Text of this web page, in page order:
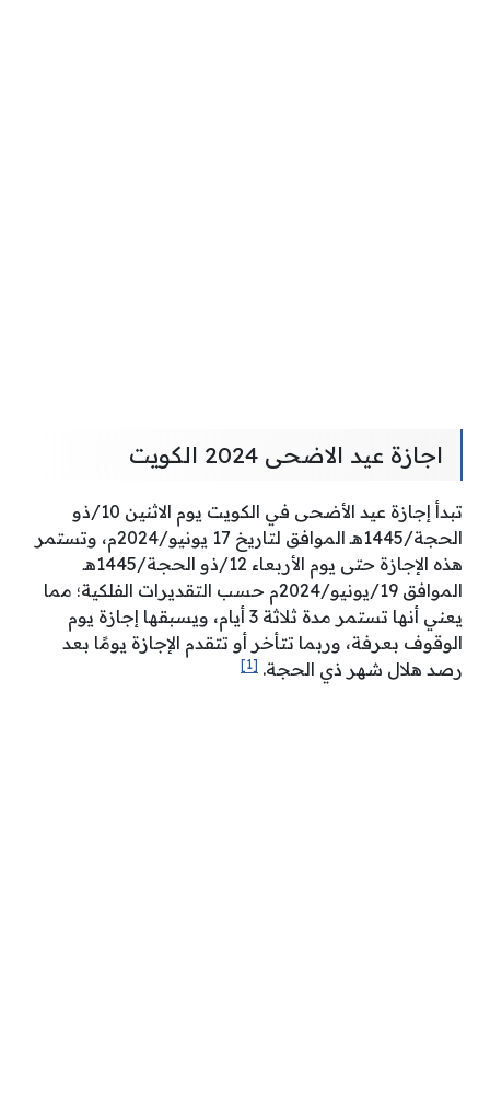
اجازة عيد الاضحى 2024 الكويت
تبدأ إجازة عيد الأضحى في الكويت يوم الاثنين 10/ذو
الحجة/1445هـ الموافق لتاريخ 17 يونيو/2024م، وتستمر
هذه الإجازة حتى يوم الأربعاء 12/ذو الحجة/1445هـ
الموافق 19/يونيو/2024م حسب التقديرات الفلكية؛ مما
يعني أنها تستمر مدة ثلاثة 3 أيام، ويسبقها إجازة يوم
الوقوف بعرفة، وربما تتأخر أو تتقدم الإجازة يومًا بعد
رصد هلال شهر ذي الحجة. [1]